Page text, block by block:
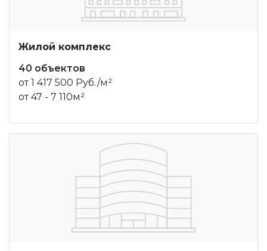
Жилой комплекс
40 объектов
от 1 417 500 Руб./м²
от 47 - 7 110м²